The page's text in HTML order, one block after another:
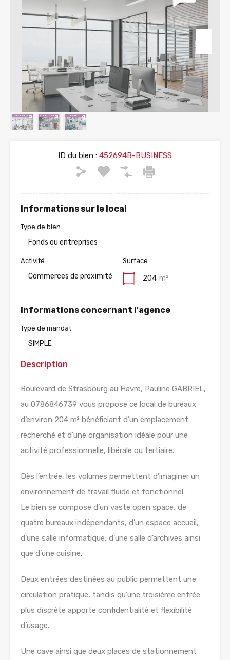
ID du bien : 452694B-BUSINESS
Informations sur le local
Type de bien
Fonds ou entreprises
Activité
Commerces de proximité
Surface
204 m²
Informations concernant l'agence
Type de mandat
SIMPLE
Description
Boulevard de Strasbourg au Havre, Pauline GABRIEL,
au 0786846739 vous propose ce local de bureaux
d’environ 204 m² bénéficiant d’un emplacement
recherché et d’une organisation idéale pour une
activité professionnelle, libérale ou tertiaire.
Dès l’entrée, les volumes permettent d’imaginer un
environnement de travail fluide et fonctionnel.
Le bien se compose d’un vaste open space, de
quatre bureaux indépendants, d’un espace accueil,
d’une salle informatique, d’une salle d’archives ainsi
que d’une cuisine.
Deux entrées destinées au public permettent une
circulation pratique, tandis qu’une troisième entrée
plus discrète apporte confidentialité et flexibilité
d’usage.
Une cave ainsi que deux places de stationnement